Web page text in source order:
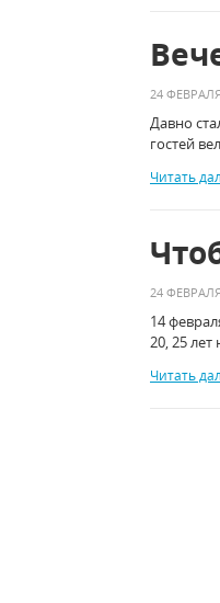
24
Давно
гостей
Читать
24
14
20, 25
Читать